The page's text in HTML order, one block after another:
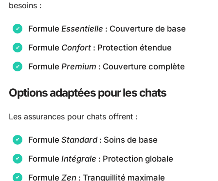
besoins :
Formule Essentielle : Couverture de base
Formule Confort : Protection étendue
Formule Premium : Couverture complète
Options adaptées pour les chats
Les assurances pour chats offrent :
Formule Standard: Soins de base
Formule Intégrale : Protection globale
Formule Zen : Tranquillité maximale